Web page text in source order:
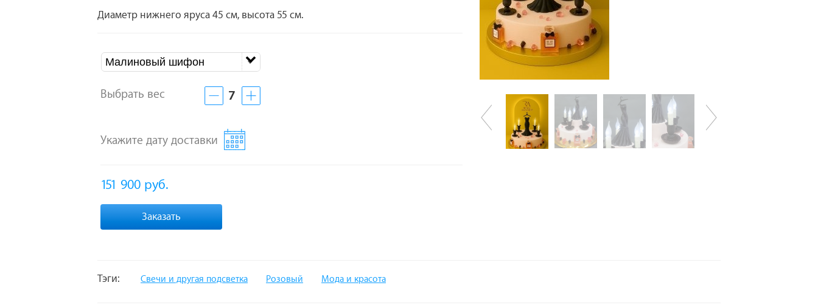
Диаметр нижнего яруса 45 см, высота 55 см.
Малиновый шифон
Выбрать вес 7
Укажите дату доставки
151 900 руб.
Заказать
Тэги: Свечи и другая подсветка Розовый Мода и красота